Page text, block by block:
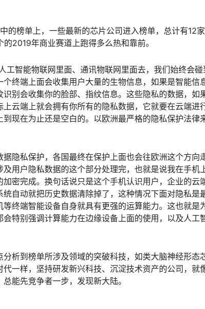
的榜单上，一些最新的芯片公司进入榜单，总计有12
2019年商业赛道上跑得多么热和靠前。
工智能物联网里面、通讯物联网里面去，我们始终会碰
终端上面会收集用户大量的生物信息，如果是智能信
别会收集你的脸部、指纹信息。这些隐私的数据，如
云端上就会拥有你所有的隐私数据，它就要在云端进
现在为止还是空白的。以欧洲最严格的隐私保护法律
隐私保护，各国最终在保护上面也会往欧洲这个方向
用户隐私数据的这个部分处理完，也就是说我在手机
密完成。换句话说只是这个手机认识用户，企业的云
自动就把历史数据清除掉了，这种情况下面对隐私是
终端智能设备自身就具有更强的运算能力。这也就是
特别强调计算能力在边缘设备上面的使用，以及人工
析到榜单所涉及领域的突破科技，如类大脑神经形态
一样，坚持研发新兴科技、沉淀技术资产的公司，就
能先竞争者一步，发现新大陆。